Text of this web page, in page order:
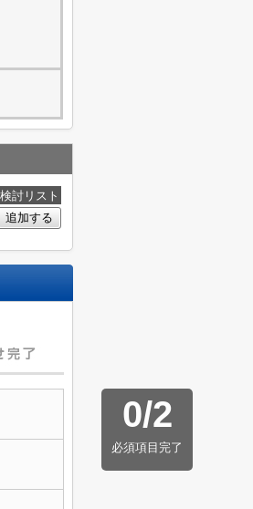
検討リスト
追加する
0/2
必須項目完了